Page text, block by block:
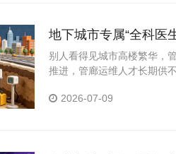
地下城市专属“全科医
别人看得见城市高楼繁华，
推进，管廊运维人才长期供
越吃香的长期职业。
2026-07-09